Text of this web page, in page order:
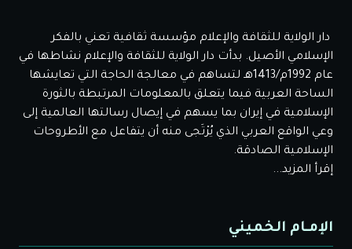
دار الولاية للثقافة والإعلام مؤسسة ثقافية تعني بالفكر
الإسلامي الأصيل. بدأت دار الولاية للثقافة والإعلام نشاطها في
عام 1992م/1413هـ لتساهم في معالجة الحاجة التي تعايشها
الساحة العربية فيما يتعلق بالمعلومات المرتبطة بالثورة
الإسلامية في إيران بما يسهم في إيصال رسالتها العالمية إلى
وعي الواقع العربي الذي يُرْتَجى منه أن يتفاعل مع الأطروحات
الإسلامية الصادقة.
إقرأ المزيد...
الإمـام الخميني